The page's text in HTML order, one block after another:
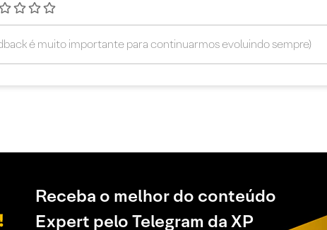
Receba o melhor do conteúdo
Expert pelo Telegram da XP